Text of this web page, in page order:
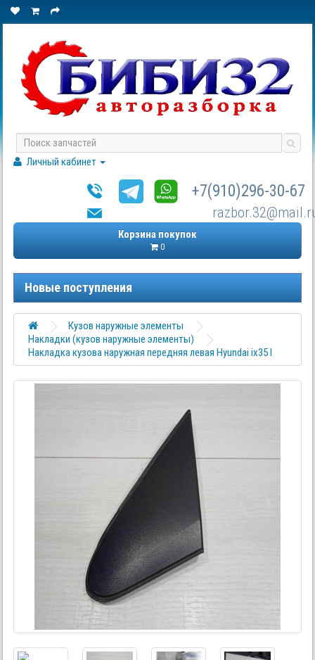
Личный кабинет
+7(910)296-30-67
Корзина покупок
0
Новые поступления
Кузов наружные элементы
Накладки (кузов наружные элементы)
Накладка кузова наружная передняя левая Hyundai ix35 I